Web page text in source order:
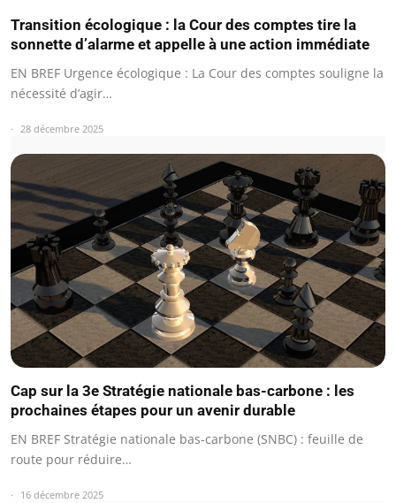
Transition écologique : la Cour des comptes tire la
sonnette d’alarme et appelle à une action immédiate
EN BREF Urgence écologique : La Cour des comptes souligne la
nécessité d’agir…
28 décembre 2025
Cap sur la 3e Stratégie nationale bas-carbone : les
prochaines étapes pour un avenir durable
EN BREF Stratégie nationale bas-carbone (SNBC) : feuille de
route pour réduire…
16 décembre 2025